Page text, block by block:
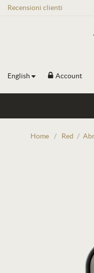
Recensioni clienti
English Account
Home / Red /